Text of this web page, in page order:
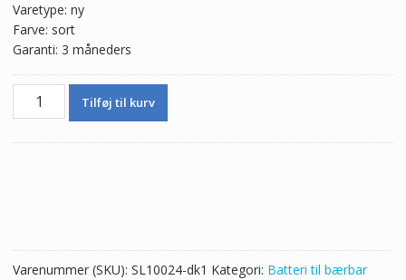
Varetype: ny
Farve: sort
Garanti: 3 måneders
Ægte
Tilføj til kurv
Varenummer (SKU): SL10024-dk1 Kategori: Batteri til bærbar